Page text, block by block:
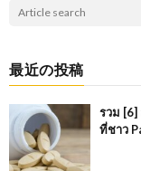
最近の投稿
รวม [6]
ที่ชาว